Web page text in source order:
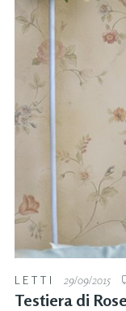
LETTI 29/09/2015
Testiera di Rose